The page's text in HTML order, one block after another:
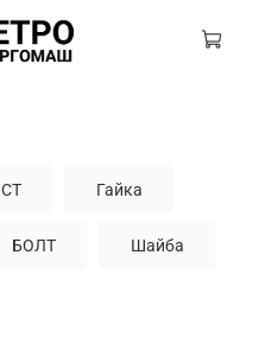
Гайка
БОЛТ Шайба